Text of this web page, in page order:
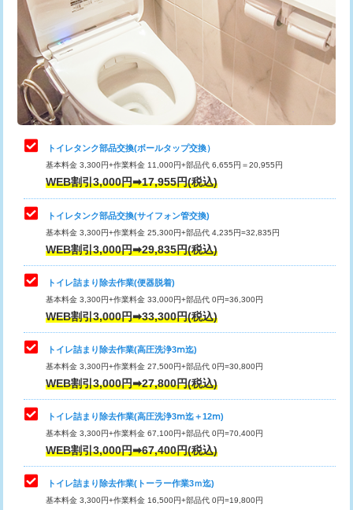
トイレタンク部品交換(ボールタップ交換）
基本料金 3,300円+作業料金 11,000円+部品代 6,655円＝20,955円
WEB割引3,000円➡17,955円(税込)
トイレタンク部品交換(サイフォン管交換)
基本料金 3,300円+作業料金 25,300円+部品代 4,235円=32,835円
WEB割引3,000円➡29,835円(税込)
トイレ詰まり除去作業(便器脱着)
基本料金 3,300円+作業料金 33,000円+部品代 0円=36,300円
WEB割引3,000円➡33,300円(税込)
トイレ詰まり除去作業(高圧洗浄3ⅿ迄)
基本料金 3,300円+作業料金 27,500円+部品代 0円=30,800円
WEB割引3,000円➡27,800円(税込)
トイレ詰まり除去作業(高圧洗浄3ⅿ迄＋12ⅿ)
基本料金 3,300円+作業料金 67,100円+部品代 0円=70,400円
WEB割引3,000円➡67,400円(税込)
トイレ詰まり除去作業(トーラー作業3ｍ迄)
基本料金 3,300円+作業料金 16,500円+部品代 0円=19,800円